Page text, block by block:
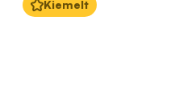
Kiemelt